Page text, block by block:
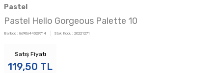
Pastel
Pastel Hello Gorgeous Palette 10
Barkod : 8690644029714 Stok Kodu : 20221271
Satış Fiyatı
119,50 TL